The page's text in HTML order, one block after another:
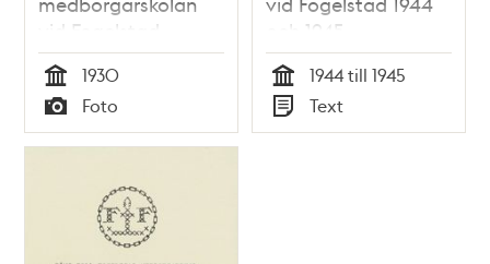
vid Fogelstad
Tid
1930
Typ
Foto
och 1945
Tid
1944 till 1945
Typ
Text